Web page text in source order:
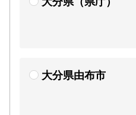
大分県由布市